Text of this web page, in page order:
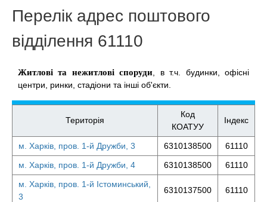
Перелік адрес поштового
відділення 61110
Житлові та нежитлові споруди , в т.ч. будинки, офісні
центри, ринки, стадіони та інші об'єкти.
Територія
Код
КОАТУУ
Індекс
м. Харків, пров. 1-й Дружби, 3 6310138500
61110
м. Харків, пров. 1-й Дружби, 4
6310138500
61110
м. Харків, пров. 1-й Істоминський,
3
6310137500 61110